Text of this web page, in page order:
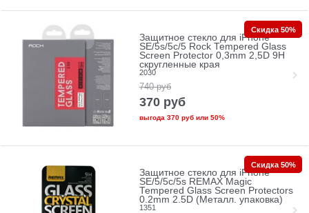
Защитное стекло для iPhone
SE/5s/5с/5 Rock Tempered Glass
Screen Protector 0,3mm 2,5D 9H
скругленные края
2030
740 руб
370 руб
выгода 370 рубили 50%
Скидка 50%
Защитное стекло для iPhone
SE/5/5c/5s REMAX Magic
Tempered Glass Screen Protectors
0.2mm 2.5D (Металл. упаковка)
1351
Скидка 50%